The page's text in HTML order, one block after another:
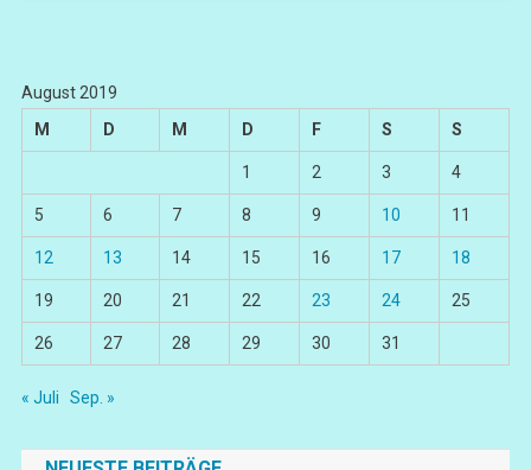
August 2019
M
D M D F S S
1 2 3 4
5 6 7 8 9 10 11
12 13 14 15 16 17 18
19 20 21 22 23 24 25
26 27 28 29 30 31
« Juli Sep. »